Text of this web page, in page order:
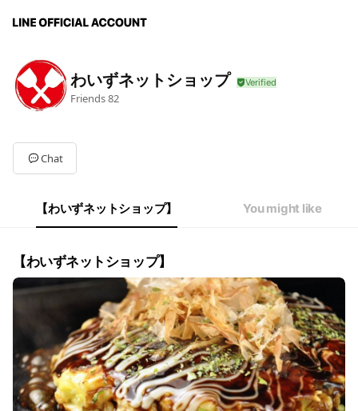
わいずネットショップ
Friends82
Chat
【わいずネットショップ】 You might like
【わいずネットショップ】